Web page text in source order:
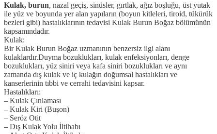
Kulak, burun, nazal geçiş, sinüsler, gırtlak, ağız boşluğu, üst yutak
ile yüz ve boyunda yer alan yapıların (boyun kitleleri, tiroid, tükürük
bezleri gibi) hastalıklarının tedavisi Kulak Burun Boğaz bölümünün
kapsamındadır.
Kulak:
Bir Kulak Burun Boğaz uzmanının benzersiz ilgi alanı
kulaklardır.Duyma bozuklukları, kulak enfeksiyonları, denge
bozuklukları, yüz siniri veya kafa siniri bozuklukları ve aynı
zamanda dış kulak ve iç kulağın doğumsal hastalıkları ve
kanserlerinin tıbbi ve cerrahi tedavisini kapsar.
Hastalıkları:
– Kulak Çınlaması
– Kulak Kiri (Buşon)
– Seröz Otit
– Dış Kulak Yolu İltihabı